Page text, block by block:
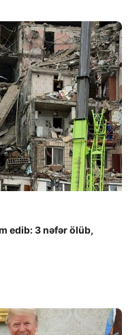
edib: 3 nəfər ölüb,